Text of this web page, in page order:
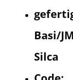
Basi/
Silca